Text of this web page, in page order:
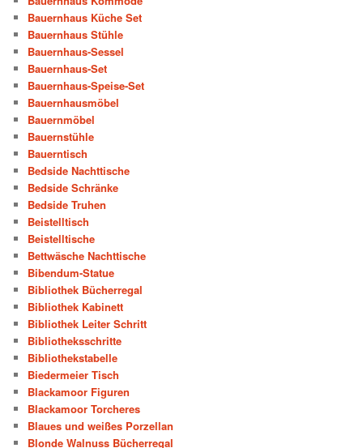
Bauernhaus Küche Set
Bauernhaus Stühle
Bauernhaus-Sessel
Bauernhaus-Set
Bauernhaus-Speise-Set
Bauernhausmöbel
Bauernmöbel
Bauernstühle
Bauerntisch
Bedside Nachttische
Bedside Schränke
Bedside Truhen
Beistelltisch
Beistelltische
Bettwäsche Nachttische
Bibendum-Statue
Bibliothek Bücherregal
Bibliothek Kabinett
Bibliothek Leiter Schritt
Bibliotheksschritte
Bibliothekstabelle
Biedermeier Tisch
Blackamoor Figuren
Blackamoor Torcheres
Blaues und weißes Porzellan
Blonde Walnuss Bücherregal